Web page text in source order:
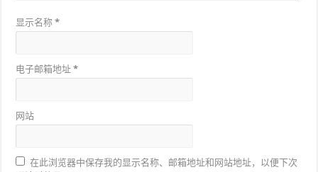
显示名称*
电子邮箱地址*
网站
在此浏览器中保存我的显示名称、邮箱地址和网站地址，以便下次